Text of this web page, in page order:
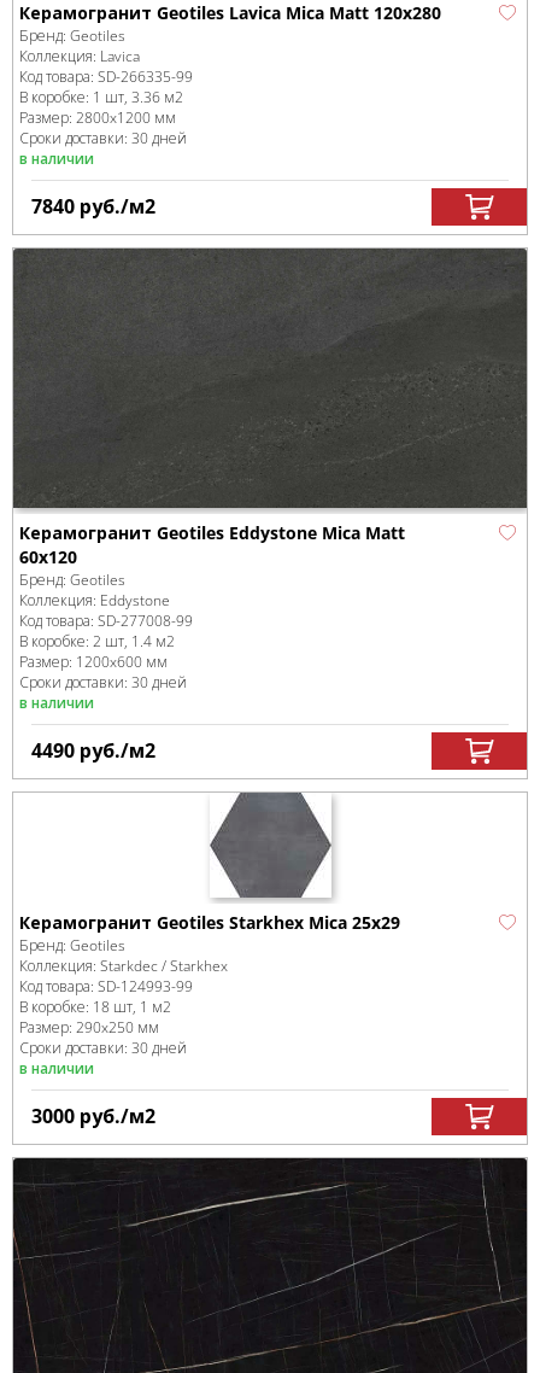
Керамогранит Geotiles Lavica Mica Matt 120x280
Бренд: Geotiles
Коллекция: Lavica
Код товара: SD-266335-99
В коробке: 1 шт, 3.36 м2
Размер: 2800x1200 мм
Сроки доставки: 30 дней
в наличии
7840 руб./м2
Керамогранит Geotiles Eddystone Mica Matt
60x120
Бренд: Geotiles
Коллекция: Eddystone
Код товара: SD-277008-99
В коробке: 2 шт, 1.4 м2
Размер: 1200x600 мм
Сроки доставки: 30 дней
в наличии
4490 руб./м2
Керамогранит Geotiles Starkhex Mica 25x29
Бренд: Geotiles
Коллекция: Starkdec / Starkhex
Код товара: SD-124993-99
В коробке: 18 шт, 1 м2
Размер: 290x250 мм
Сроки доставки: 30 дней
в наличии
3000 руб./м2